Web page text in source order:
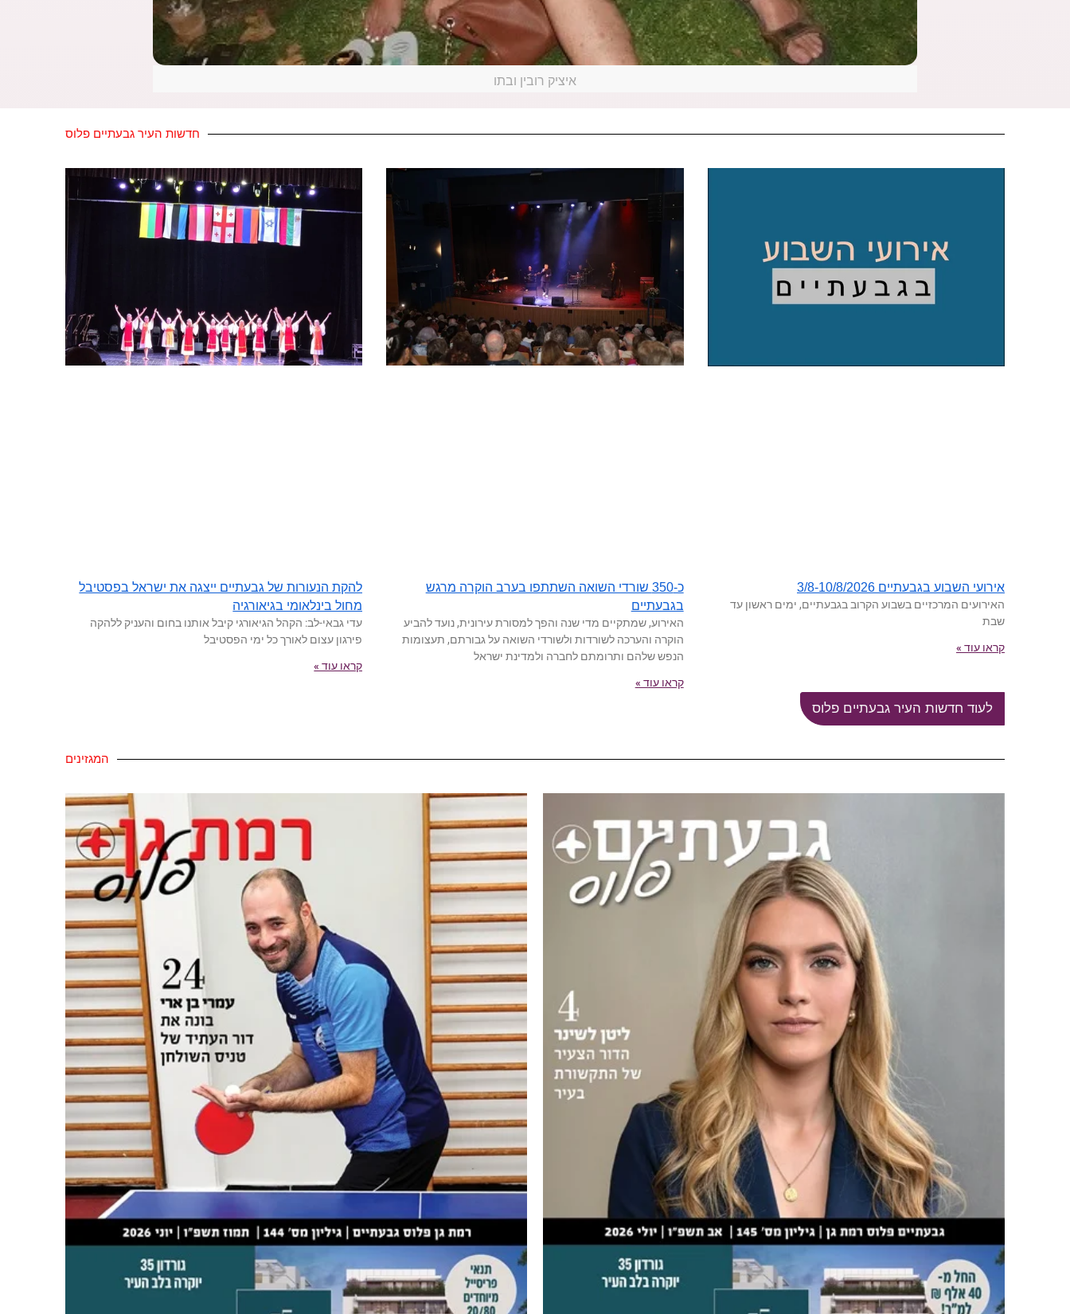
איציק רובין ובתו
חדשות העיר גבעתיים פלוס
אירועי השבוע בגבעתיים 3/8-10/8/2026
האירועים המרכזיים בשבוע הקרוב בגבעתיים, ימים ראשון עד
שבת
קראו עוד »
כ-350 שורדי השואה השתתפו בערב הוקרה מרגש
בגבעתיים
האירוע, שמתקיים מדי שנה והפך למסורת עירונית, נועד להביע
הוקרה והערכה לשורדות ולשורדי השואה על גבורתם, תעצומות
הנפש שלהם ותרומתם לחברה ולמדינת ישראל
קראו עוד »
להקת הנעורות של גבעתיים ייצגה את ישראל בפסטיבל
מחול בינלאומי בגיאורגיה
עדי גבאי-לב: הקהל הגיאורגי קיבל אותנו בחום והעניק ללהקה
פירגון עצום לאורך כל ימי הפסטיבל
קראו עוד »
לעוד חדשות העיר גבעתיים פלוס
המגזינים